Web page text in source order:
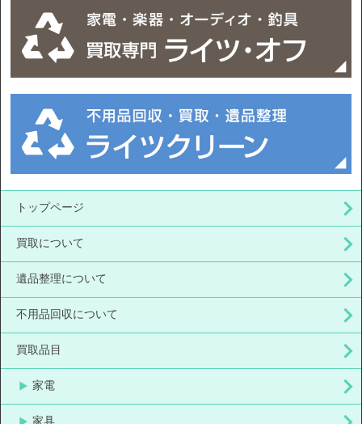
トップページ
買取について
遺品整理について
不用品回収について
買取品目
家電
家具